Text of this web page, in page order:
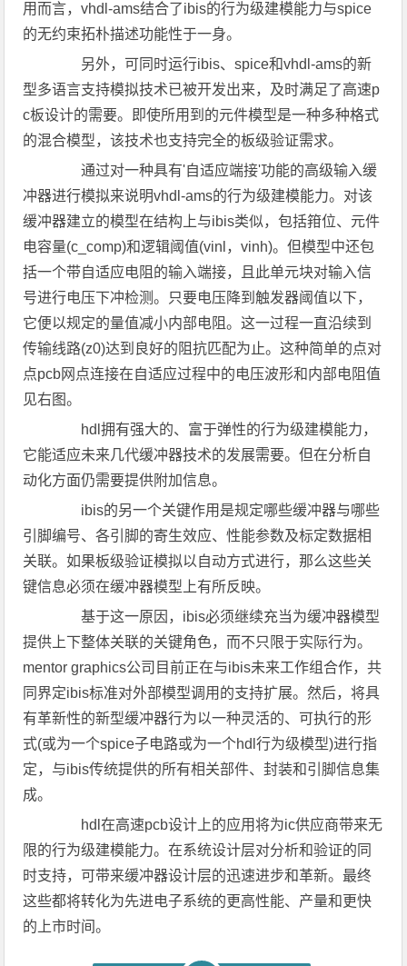
用而言，vhdl-ams结合了ibis的行为级建模能力与spice
的无约束拓朴描述功能性于一身。
另外，可同时运行ibis、spice和vhdl-ams的新
型多语言支持模拟技术已被开发出来，及时满足了高速p
c板设计的需要。即使所用到的元件模型是一种多种格式
的混合模型，该技术也支持完全的板级验证需求。
通过对一种具有'自适应端接'功能的高级输入缓
冲器进行模拟来说明vhdl-ams的行为级建模能力。对该
缓冲器建立的模型在结构上与ibis类似，包括箝位、元件
电容量(c_comp)和逻辑阈值(vinl，vinh)。但模型中还包
括一个带自适应电阻的输入端接，且此单元块对输入信
号进行电压下冲检测。只要电压降到触发器阈值以下，
它便以规定的量值减小内部电阻。这一过程一直沿续到
传输线路(z0)达到良好的阻抗匹配为止。这种简单的点对
点pcb网点连接在自适应过程中的电压波形和内部电阻值
见右图。
hdl拥有强大的、富于弹性的行为级建模能力，
它能适应未来几代缓冲器技术的发展需要。但在分析自
动化方面仍需要提供附加信息。
ibis的另一个关键作用是规定哪些缓冲器与哪些
引脚编号、各引脚的寄生效应、性能参数及标定数据相
关联。如果板级验证模拟以自动方式进行，那么这些关
键信息必须在缓冲器模型上有所反映。
基于这一原因，ibis必须继续充当为缓冲器模型
提供上下整体关联的关键角色，而不只限于实际行为。
mentor graphics公司目前正在与ibis未来工作组合作，共
同界定ibis标准对外部模型调用的支持扩展。然后，将具
有革新性的新型缓冲器行为以一种灵活的、可执行的形
式(或为一个spice子电路或为一个hdl行为级模型)进行指
定，与ibis传统提供的所有相关部件、封装和引脚信息集
成。
hdl在高速pcb设计上的应用将为ic供应商带来无
限的行为级建模能力。在系统设计层对分析和验证的同
时支持，可带来缓冲器设计层的迅速进步和革新。最终
这些都将转化为先进电子系统的更高性能、产量和更快
的上市时间。